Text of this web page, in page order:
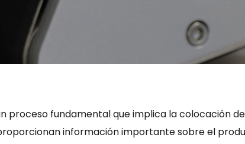
proceso fundamental que implica la colocación
información importante sobre el